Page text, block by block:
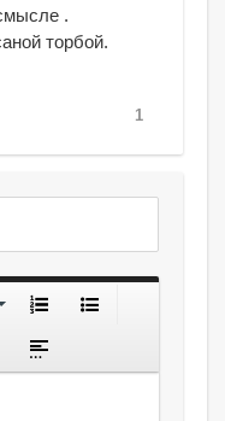
1
.
торбой.